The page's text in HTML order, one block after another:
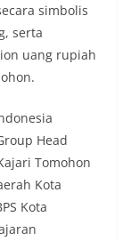
simbolis
serta
uang rupiah
Head
Tomohon
Kota
Kota